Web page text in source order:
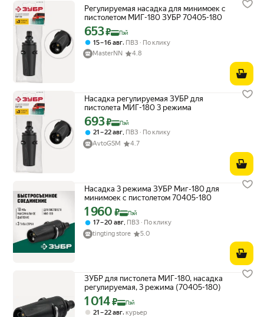
Регулируемая насадка для минимоек с
пистолетом МИГ-180 ЗУБР 70405-180
Цена с картой Яндекс Пэй 653 ₽ вместо
653₽ Пэй
15 – 16 авг, ПВЗ
По клику
MasterNN
4.8
Насадка регулируемая ЗУБР для
пистолета МИГ-180 3 режима
Цена с картой Яндекс Пэй 693 ₽ вместо
693₽ Пэй
21 – 22 авг, ПВЗ
По клику
AvtoGSM
4.7
Насадка 3 режима ЗУБР Миг-180 для
минимоек с пистолетом 70405-180
Цена с картой Яндекс Пэй 1960 ₽ вместо
1 960 ₽ Пэй
17 – 20 авг ПВЗ
По клику
tingting store
5.0
ЗУБР для пистолета МИГ-180, насадка
регулируемая, 3 режима (70405-180)
Цена с картой Яндекс Пэй 1014 ₽ вместо
1 014₽ Пэй
21 – 22 авг, курьер